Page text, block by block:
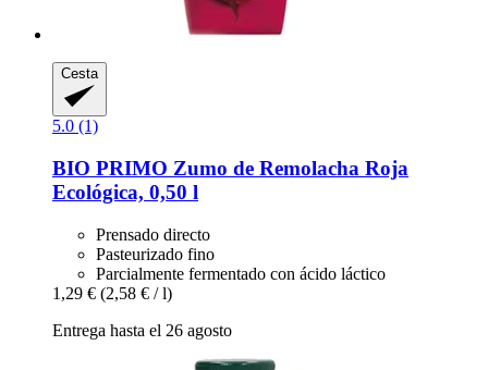
Cesta
5.0 (1)
BIO PRIMO Zumo de Remolacha Roja
Ecológica, 0,50 l
Prensado directo
Pasteurizado fino
Parcialmente fermentado con ácido láctico
1,29 € (2,58 € / l)
Entrega hasta el 26 agosto